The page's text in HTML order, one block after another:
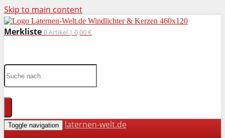
Skip to main content
Merkliste 0Artikel | 0,00 €
Toggle navigation
laternen-welt.de